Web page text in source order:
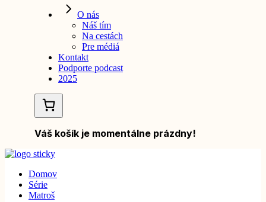
O nás
Náš tím
Na cestách
Pre médiá
Kontakt
Podporte podcast
2025
Váš košík je momentálne prázdny!
Domov
Série
Matroš